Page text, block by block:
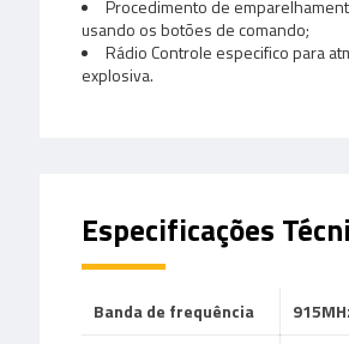
Procedimento de
usando os botões de comando;
Rádio Controle especifico para
explosiva.
Especificações
Banda de frequência